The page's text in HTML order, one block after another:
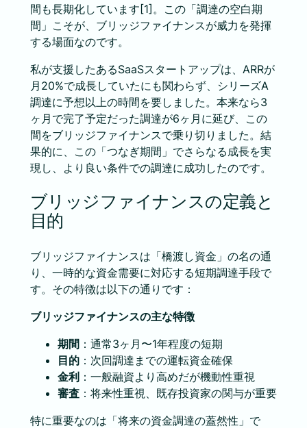
間も長期化しています[1]。この「調達の空白期
間」こそが、ブリッジファイナンスが威力を発揮
する場面なのです。
私が支援したあるSaaSスタートアップは、ARRが
月20%で成長していたにも関わらず、シリーズA
調達に予想以上の時間を要しました。本来なら3
ヶ月で完了予定だった調達が6ヶ月に延び、この
間をブリッジファイナンスで乗り切りました。結
果的に、この「つなぎ期間」でさらなる成長を実
現し、より良い条件での調達に成功したのです。
ブリッジファイナンスの定義と
目的
ブリッジファイナンスは「橋渡し資金」の名の通
り、一時的な資金需要に対応する短期調達手段で
す。その特徴は以下の通りです：
ブリッジファイナンスの主な特徴
期間：通常3ヶ月〜1年程度の短期
目的：次回調達までの運転資金確保
金利：一般融資より高めだが機動性重視
審査：将来性重視、既存投資家の関与が重要
特に重要なのは「将来の資金調達の蓋然性」で